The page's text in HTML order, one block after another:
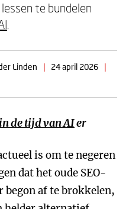
te bundelen
.
Linden | 24 april 2026
|
in de tijd van AIer
is om te negeren
dat het oude SEO-
begon af te brokkelen,